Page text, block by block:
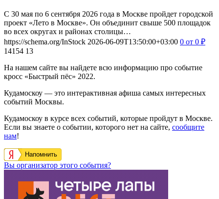
С 30 мая по 6 сентября 2026 года в Москве пройдет городской
проект «Лето в Москве». Он объединит свыше 500 площадок
во всех округах и районах столицы…
https://schema.org/InStock 2026-06-09T13:50:00+03:00 0 от 0 ₽
14154 13
На нашем сайте вы найдете всю информацию про событие
кросс «Быстрый пёс» 2022.
Кудамоскоу — это интерактивная афиша самых интересных
событий Москвы.
Кудамоскоу в курсе всех событий, которые пройдут в Москве.
Если вы знаете о событии, которого нет на сайте, сообщите
нам!
Напомнить
Вы организатор этого события?